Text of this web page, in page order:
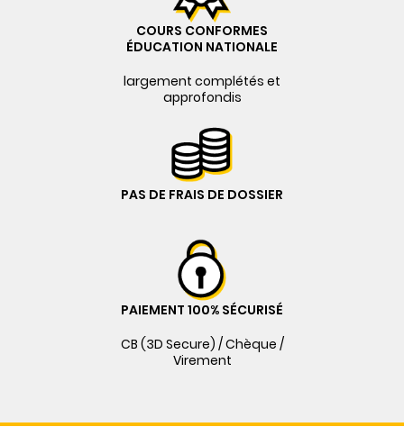
COURS CONFORMES
ÉDUCATION NATIONALE
largement complétés et
approfondis
PAS DE FRAIS DE DOSSIER
PAIEMENT 100% SÉCURISÉ
CB (3D Secure) / Chèque /
Virement